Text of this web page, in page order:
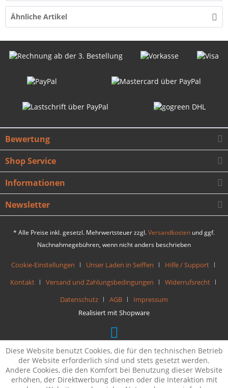
Ähnliche Artikel
Bewertung
Shop Service
Informationen
Newsletter
* Alle Preise inkl. gesetzl. Mehrwertsteuer zzgl.Versandkosten und ggf.
Nachnahmegebühren, wenn nicht anders beschrieben
Cookie-Einstellungen Unser Laden in Seiffen
Hilfe / Support
Kontakt
Versand und Zahlungsbedingungen
Widerrufsrecht
Datenschutz
AGB
Impressum
Realisiert mit Shopware
Diese Website benutzt Cookies, die für den technischen Betrieb
der Website erforderlich sind und stets gesetzt werden.
Andere Cookies, die den Komfort bei Benutzung dieser Website
erhöhen, der Direktwerbung dienen oder die Interaktion mit